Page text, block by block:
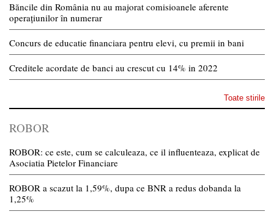
Băncile din România nu au majorat comisioanele aferente
operațiunilor în numerar
Concurs de educatie financiara pentru elevi, cu premii in bani
Creditele acordate de banci au crescut cu 14% in 2022
Toate stirile
ROBOR
ROBOR: ce este, cum se calculeaza, ce il influenteaza, explicat de
Asociatia Pietelor Financiare
ROBOR a scazut la 1,59%, dupa ce BNR a redus dobanda la
1,25%